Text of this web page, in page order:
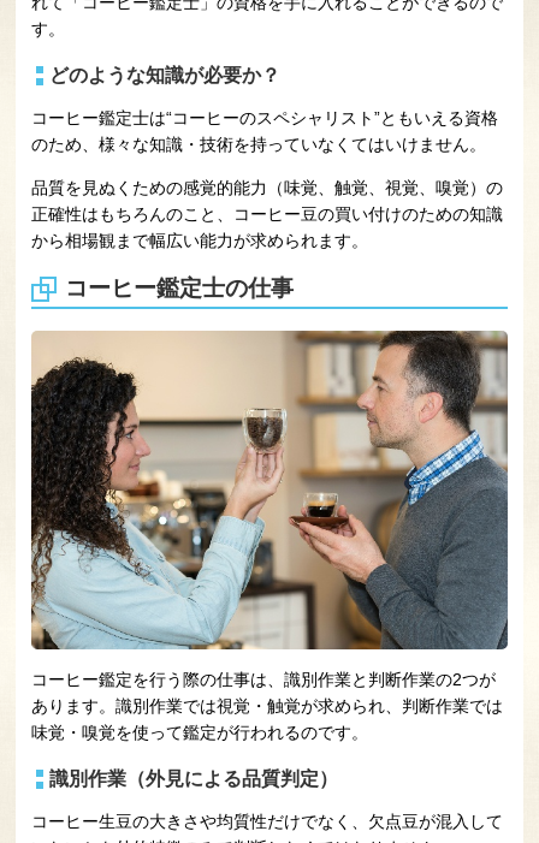
す。
どのような知識が必要か？
コーヒー鑑定士は“コーヒーのスペシャリスト”ともいえる資格
のため、様々な知識・技術を持っていなくてはいけません。
品質を見ぬくための感覚的能力（味覚、触覚、視覚、嗅覚）の
正確性はもちろんのこと、コーヒー豆の買い付けのための知識
から相場観まで幅広い能力が求められます。
コーヒー鑑定士の仕事
コーヒー鑑定を行う際の仕事は、識別作業と判断作業の2つが
あります。識別作業では視覚・触覚が求められ、判断作業では
味覚・嗅覚を使って鑑定が行われるのです。
識別作業（外見による品質判定）
コーヒー生豆の大きさや均質性だけでなく、欠点豆が混入して